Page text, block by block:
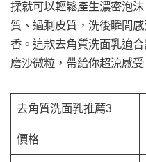
揉就可以輕鬆產生濃密泡
質、過剩皮質，洗後瞬間
香。這款去角質洗面乳適
磨沙微粒，帶給你超涼感受
去角質洗面乳推薦3
價格